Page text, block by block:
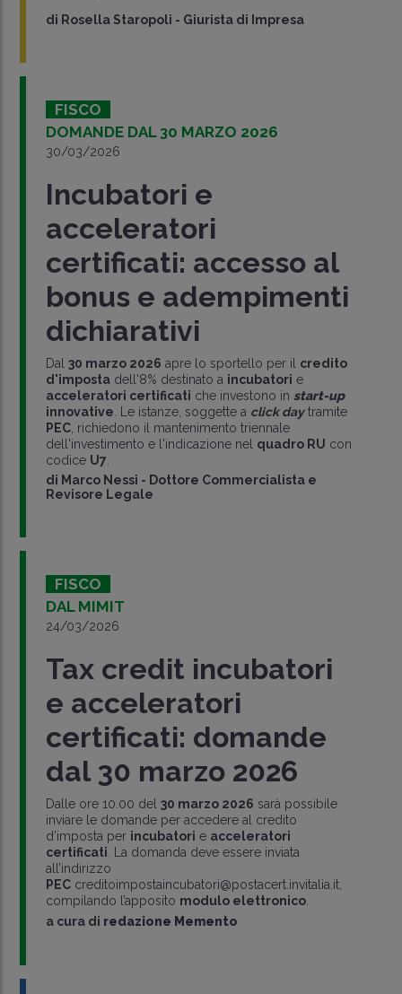
di Rosella Staropoli - Giurista di Impresa
FISCO
DOMANDE DAL 30 MARZO 2026
30/03/2026
Incubatori e
acceleratori
certificati: accesso al
bonus e adempimenti
dichiarativi
Dal 30 marzo 2026 apre lo sportello per il credito
d'impostadell'8% destinato a incubatori e
acceleratori certificati che investono in start-up
innovative . Le istanze, soggette a click daytramite
PEC, richiedono il mantenimento triennale
dell'investimento e l'indicazione nel quadro RU con
codice U7
di Marco Nessi - Dottore Commercialista e
Revisore Legale
FISCO
DAL MIMIT
24/03/2026
Tax credit incubatori
e acceleratori
certificati: domande
dal 30 marzo 2026
Dalle ore 10.00 del 30 marzo 2026 sarà possibile
inviare le domande per accedere al credito
d’imposta per incubatori e acceleratori
certificati . La domanda deve essere inviata
all’indirizzo
PECcreditoimpostaincubatori@postacert.invitalia.it,
compilando l’apposito modulo elettronico.
a cura di redazione Memento